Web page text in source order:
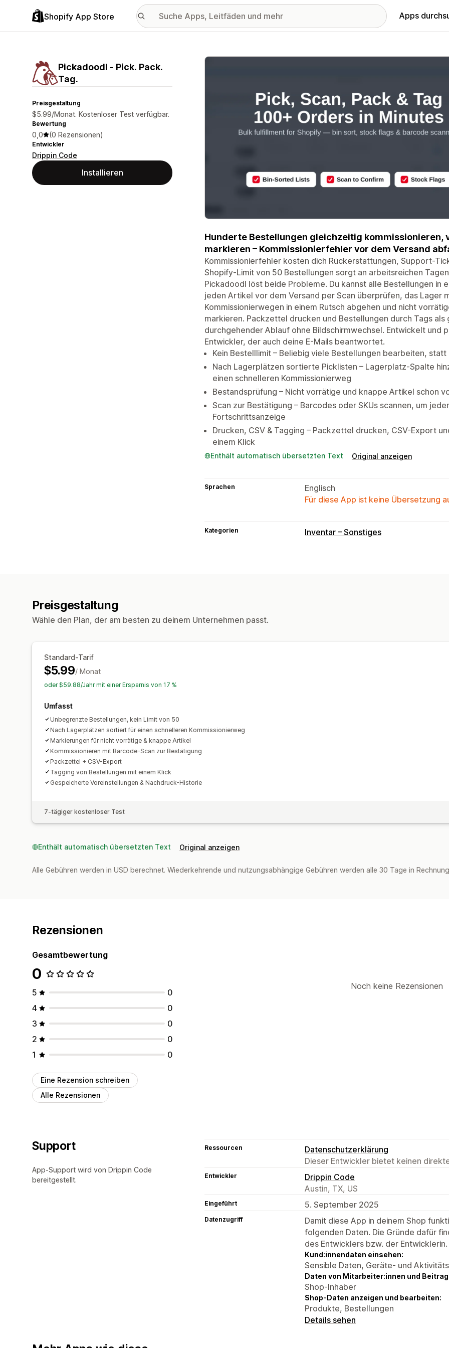
Shopify App Store Apps
Pickadoodl ‑ Pick. Pack.
Tag.
Preisgestaltung
$5.99/Monat. Kostenloser Test verfügbar.
Bewertung
0,0 (0 Rezensionen)
Entwickler
Drippin Code
Installieren
Vorgestellte Bildergalerie
Hunderte Bestellungen gleichzeitig kommissionieren,
markieren – Kommissionierfehler vor dem Versand
Kommissionierfehler kosten dich Rückerstattungen, Support-
Shopify-Limit von 50 Bestellungen sorgt an arbeitsreichen
Pickadoodl löst beide Probleme. Du kannst alle Bestellungen in
jeden Artikel vor dem Versand per Scan überprüfen, das Lager
Kommissionierwegen in einem Rutsch abgehen und nicht
markieren. Packzettel drucken und Bestellungen durch Tags als
durchgehender Ablauf ohne Bildschirmwechsel. Entwickelt und
Entwickler, der auch deine E-Mails beantwortet.
Kein Bestelllimit – Beliebig viele Bestellungen bearbeiten, statt
Nach Lagerplätzen sortierte Picklisten – Lagerplatz-Spalte
einen schnelleren Kommissionierweg
Bestandsprüfung – Nicht vorrätige und knappe Artikel schon
Scan zur Bestätigung – Barcodes oder SKUs scannen, um
Fortschrittsanzeige
Drucken, CSV & Tagging – Packzettel drucken, CSV-Export
einem Klick
Enthält automatisch übersetzten Text Original anzeigen
Sprachen
Englisch
Für diese App ist keine Übersetzung
Kategorien Inventar – Sonstiges
Preisgestaltung
Wähle den Plan, der am besten zu deinem Unternehmen passt.
Standard-Tarif
$5.99/ Monat
oder $59.88/Jahr mit einer Ersparnis von 17 %
Umfasst
Unbegrenzte Bestellungen, kein Limit von 50
Nach Lagerplätzen sortiert für einen schnelleren Kommissionierweg
Markierungen für nicht vorrätige & knappe Artikel
Kommissionieren mit Barcode-Scan zur Bestätigung
Packzettel + CSV-Export
Tagging von Bestellungen mit einem Klick
Gespeicherte Voreinstellungen & Nachdruck-Historie
7-tägiger kostenloser Test
Enthält automatisch übersetzten Text Original anzeigen
Alle Gebühren werden in USD berechnet. Wiederkehrende und nutzungsabhängige Gebühren werden alle 30 Tage in
Rezensionen
Gesamtbewertung
0
5
0
4
0
3
0
2
0
1
0
Eine Rezension schreiben
Alle Rezensionen
Noch keine Rezensionen
Support
App-Support wird von Drippin Code
bereitgestellt.
Ressourcen
Datenschutzerklärung
Dieser Entwickler bietet keinen
Entwickler
Drippin Code
Austin, TX, US
Eingeführt 5. September 2025
Datenzugriff
Damit diese App in deinem Shop
folgenden Daten. Die Gründe dafür
des Entwicklers bzw. der Entwicklerin.
Kund:innendaten einsehen:
Sensible Daten, Geräte- und
Daten von Mitarbeiter:innen und
Shop-Inhaber
Shop-Daten anzeigen und bearbeiten:
Produkte, Bestellungen
Details sehen